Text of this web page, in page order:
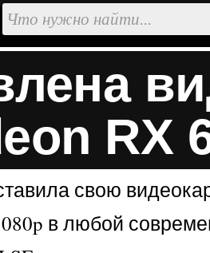
RX
свою
в любой